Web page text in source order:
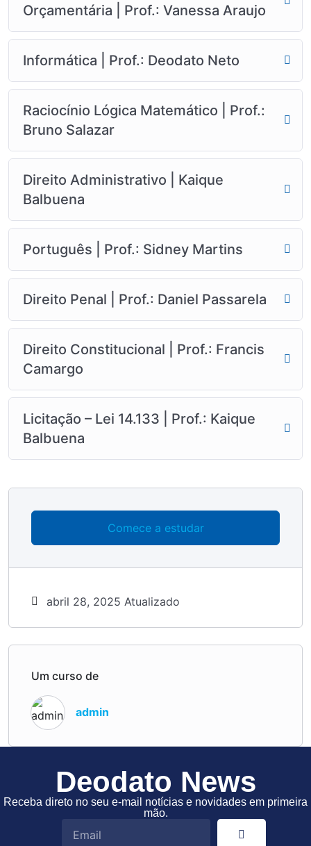
Orçamentária | Prof.: Vanessa Araujo
Informática | Prof.: Deodato Neto
Raciocínio Lógica Matemático | Prof.:
Bruno Salazar
Direito Administrativo | Kaique
Balbuena
Português | Prof.: Sidney Martins
Direito Penal | Prof.: Daniel Passarela
Direito Constitucional | Prof.: Francis
Camargo
Licitação – Lei 14.133 | Prof.: Kaique
Balbuena
Comece a estudar
abril 28, 2025 Atualizado
Um curso de
admin
Deodato News
Receba direto no seu e-mail notícias e novidades em primeira
mão.